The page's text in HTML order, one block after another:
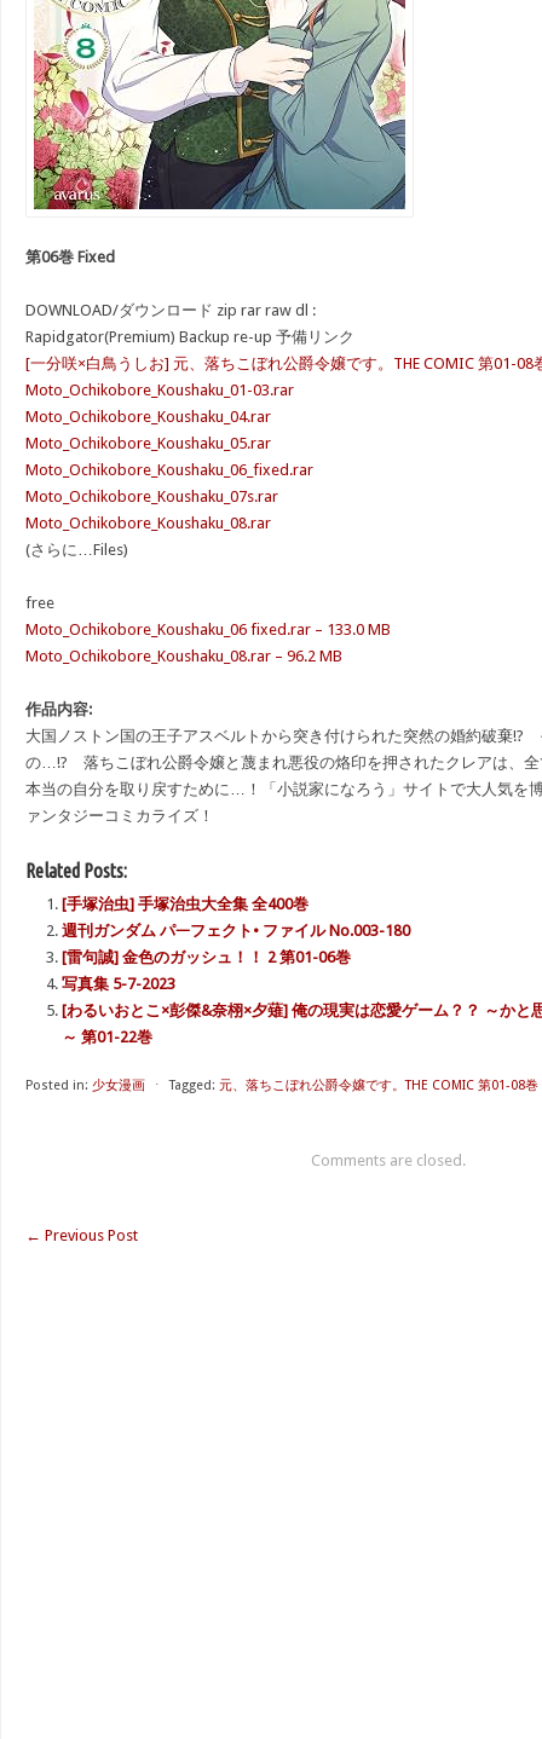
第06巻 Fixed
DOWNLOAD/ダウンロード zip rar raw dl :
Rapidgator(Premium) Backup re-up 予備リンク
[一分咲×白鳥うしお] 元、落ちこぼれ公爵令嬢です。THE COMIC 第01-08
Moto_Ochikobore_Koushaku_01-03.rar
Moto_Ochikobore_Koushaku_04.rar
Moto_Ochikobore_Koushaku_05.rar
Moto_Ochikobore_Koushaku_06_fixed.rar
Moto_Ochikobore_Koushaku_07s.rar
Moto_Ochikobore_Koushaku_08.rar
(さらに…Files)
free
Moto_Ochikobore_Koushaku_06 fixed.rar – 133.0 MB
Moto_Ochikobore_Koushaku_08.rar – 96.2 MB
作品内容:
大国ノストン国の王子アスベルトから突き付けられた突然の婚約破棄!?
の…!? 落ちこぼれ公爵令嬢と蔑まれ悪役の烙印を押されたクレアは、
本当の自分を取り戻すために…！「小説家になろう」サイトで大人気を
ァンタジーコミカライズ！
Related Posts:
[手塚治虫] 手塚治虫大全集 全400巻
週刊ガンダム パᅳフェクト• ファイル No.003-180
[雷句誠] 金色のガッシュ！！ 2 第01-06巻
写真集 5-7-2023
[わるいおとこ×彭傑&奈栩×夕薙] 俺の現実は恋愛ゲーム？？ ～かと
～ 第01-22巻
Posted in: 少女漫画 ⋅ Tagged: 元、落ちこぼれ公爵令嬢です。THE COMIC 第01-08巻
Comments are closed.
← Previous Post